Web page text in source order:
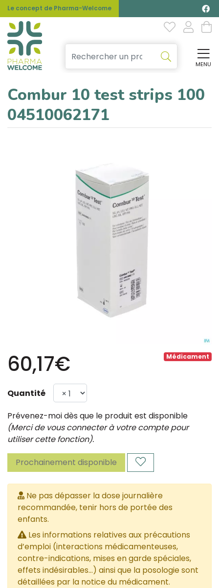
Le concept de Pharma-Welcome
MENU
Combur 10 test strips 100
04510062171
Médicament
60,17€
Quantité
Prévenez-moi dès que le produit est disponible
(Merci de vous connecter à votre compte pour
utiliser cette fonction).
Prochainement disponible
Ne pas dépasser la dose journalière
recommandée, tenir hors de portée des
enfants.
Les informations relatives aux précautions
d’emploi (interactions médicamenteuses,
contre-indications, mises en garde spéciales,
effets indésirables...) ainsi que la posologie sont
détaillées par la notice du médicament.